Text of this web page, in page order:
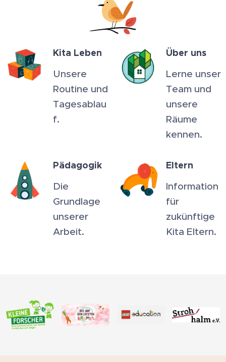
Kita Leben
Unsere
Routine und
Tagesablau
f.
Über uns
Lerne unser
Team und
unsere
Räume
kennen.
Pädagogik
Die
Grundlage
unserer
Arbeit.
Eltern
Information
für
zukünftige
Kita Eltern.